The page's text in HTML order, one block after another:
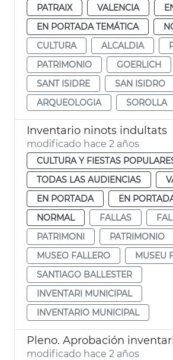
PATRAIX
VALENCIA
EN PORTADA TEMÁTICA
CULTURA
ALCALDIA
PATRIMONIO
GOERLICH
SANT ISIDRE
SAN ISIDRO
ARQUEOLOGIA
SOROLLA
Inventario ninots indultats
modificado hace 2 años
CULTURA Y FIESTAS
TODAS LAS AUDIENCIAS
EN PORTADA
EN
NORMAL
FALLAS
PATRIMONI
PATRIMONIO
MUSEO FALLERO
MUSEU
SANTIAGO BALLESTER
INVENTARI MUNICIPAL
INVENTARIO MUNICIPAL
Pleno. Aprobación
modificado hace 2 años